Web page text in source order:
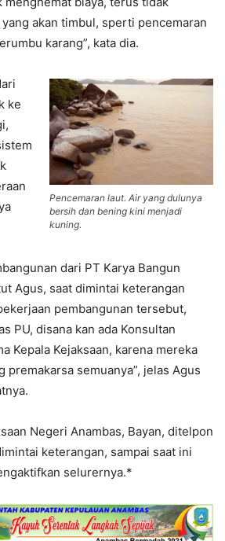
akan timbul, sperti pencemaran
karang”, kata dia.
Pencemaran laut. Air yang dulunya
bersih dan bening kini menjadi
kuning.
ke
dari PT Karya Bangun
Agus, saat dimintai keterangan
pembangunan tersebut,
PU, disana kan ada Konsultan
Kepala Kejaksaan, karena mereka
premakarsa semuanya”, jelas Agus
Negeri Anambas, Bayan, ditelpon
keterangan, sampai saat ini
selurernya.*